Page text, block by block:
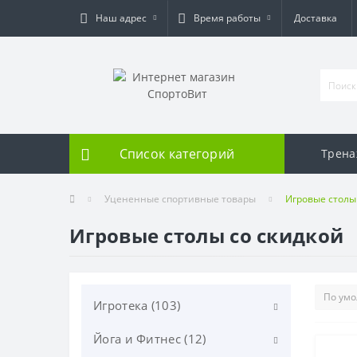
Наш адрес Время работы Доставка
Список категорий
Уцененные спортивные товары Игровые
Игровые столы со скидкой
Игротека (103)
Дартс (20)
Йога и Фитнес (12)